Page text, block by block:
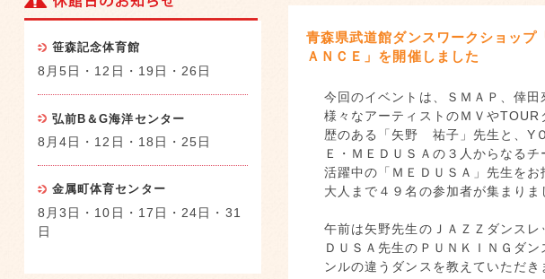
青森県武道館ダンスワークショッ
ＡＮＣＥ」を開催しました
今回のイベントは、ＳＭＡＰ、倖
様々なアーティストのＭＶやTOUR
歴のある「矢野 祐子」先生と、Y
Ｅ・ＭＥＤＵＳＡの３人からなるチ
活躍中の「ＭＥＤＵＳＡ」先生をお
大人まで４９名の参加者が集まりま
午前は矢野先生のＪＡＺＺダンスレ
ＤＵＳＡ先生のＰＵＮＫＩＮＧダン
ンルの違うダンスを教えていただき
笹森記念体育館
8月5日・12日・19日・26日
弘前B＆G海洋センター
8月4日・12日・18日・25日
金属町体育センター
8月3日・10日・17日・24日・31
日